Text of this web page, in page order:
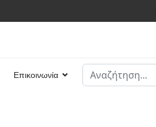
Επικοινωνία
Αναζήτηση